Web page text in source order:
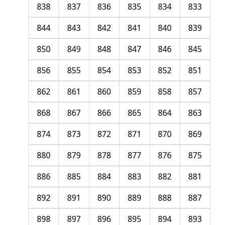
833
834
835
836
837
838
839
840
841
842
843
844
845
846
847
848
849
850
851
852
853
854
855
856
857
858
859
860
861
862
863
864
865
866
867
868
869
870
871
872
873
874
875
876
877
878
879
880
881
882
883
884
885
886
887
888
889
890
891
892
893
894
895
896
897
898